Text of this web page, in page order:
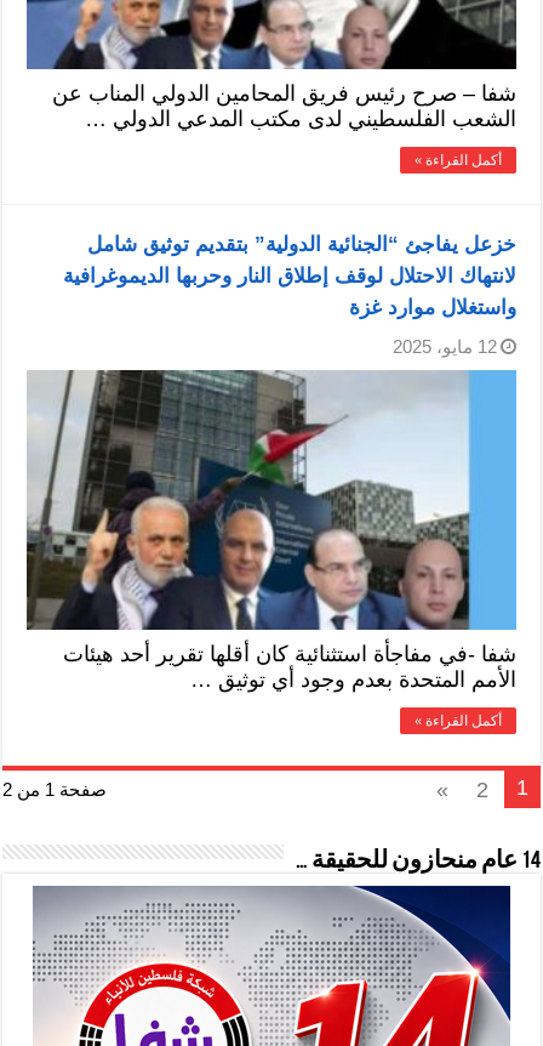
شفا – صرح رئيس فريق المحامين الدولي المناب عن
الشعب الفلسطيني لدى مكتب المدعي الدولي …
أكمل القراءة »
خزعل يفاجئ “الجنائية الدولية” بتقديم توثيق شامل
لانتهاك الاحتلال لوقف إطلاق النار وحربها الديموغرافية
واستغلال موارد غزة
12 مايو، 2025
شفا -في مفاجأة استثنائية كان أقلها تقرير أحد هيئات
الأمم المتحدة بعدم وجود أي توثيق …
أكمل القراءة »
صفحة 1 من 2 1
2
»
14 عام منحازون للحقيقة …